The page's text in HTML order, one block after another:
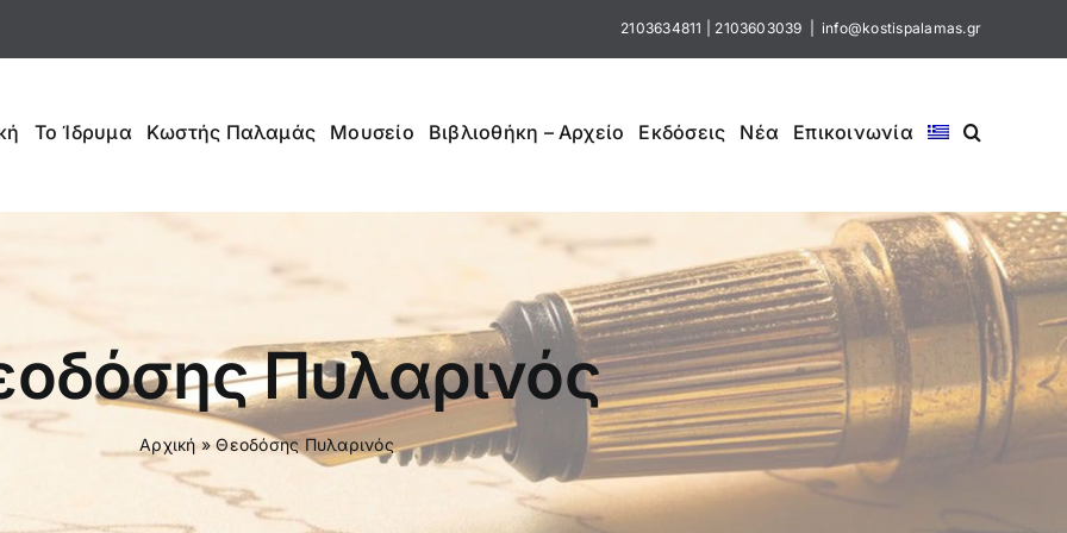
2103634811 2103603039 info@kostispalamas.gr
Το Ίδρυμα Κωστής Παλαμάς Μουσείο Βιβλιοθήκη – Αρχείο Εκδόσεις Νέα Επικοινωνία
Πυλαρινός
Αρχική»Θεοδόσης Πυλαρινός